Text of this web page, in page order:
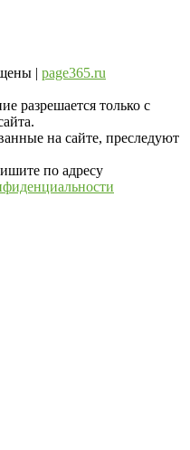
| page365.ru
разрешается только с
на сайте, преследуют
по адресу